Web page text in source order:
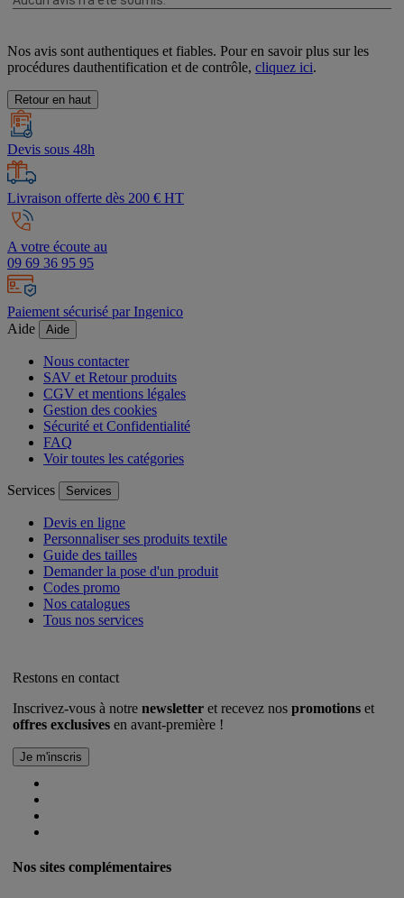
Nos avis sont authentiques et fiables. Pour en savoir plus sur les
procédures dauthentification et de contrôle, cliquez ici.
Retour en haut
Devis sous 48h
Livraison offerte dès 200 € HT
A votre écoute au
09 69 36 95 95
Paiement sécurisé par Ingenico
Aide
Aide
Nous contacter
SAV et Retour produits
CGV et mentions légales
Gestion des cookies
Sécurité et Confidentialité
FAQ
Voir toutes les catégories
Services Services
Devis en ligne
Personnaliser ses produits textile
Guide des tailles
Demander la pose d'un produit
Codes promo
Nos catalogues
Tous nos services
Restons en contact
Inscrivez-vous à notre newsletter et recevez nos promotions et
offres exclusives en avant-première !
Nos sites complémentaires